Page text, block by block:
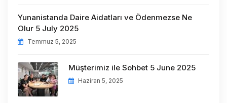
Yunanistanda Daire Aidatları ve Ödenmezse Ne
Olur 5 July 2025
Temmuz 5, 2025
Müşterimiz ile Sohbet 5 June 2025
Haziran 5, 2025